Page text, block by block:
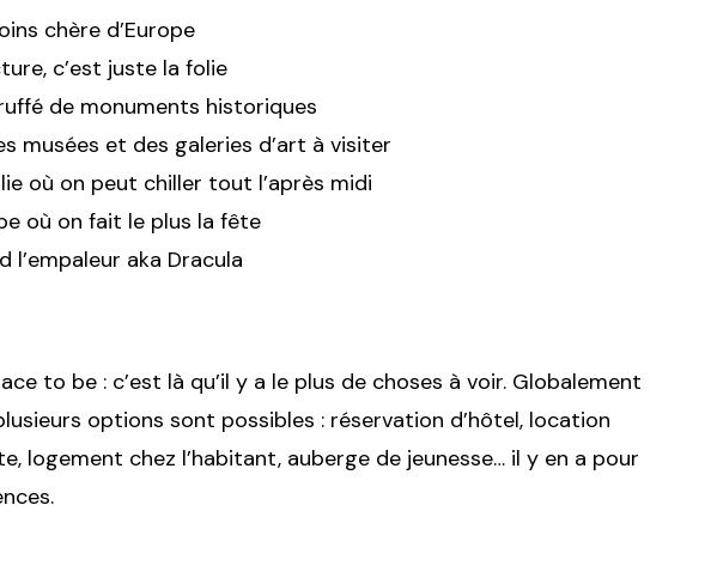
chère d’Europe
c’est juste la folie
de monuments historiques
musées et des galeries d’art à visiter
où on peut chiller tout l’après midi
où on fait le plus la fête
l’empaleur aka Dracula
to be : c’est là qu’il y a le plus de choses à voir. Globalement
options sont possibles : réservation d’hôtel, location
logement chez l’habitant, auberge de jeunesse… il y en a pour